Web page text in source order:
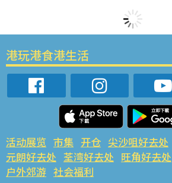
港玩港食港生活
活动展览 市集 开仓 尖沙咀好去处
元朗好去处 荃湾好去处 旺角好去处
户外郊游 社会福利